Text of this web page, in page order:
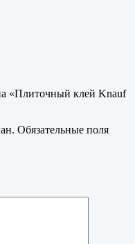
«Плиточный клей Knauf
Обязательные поля